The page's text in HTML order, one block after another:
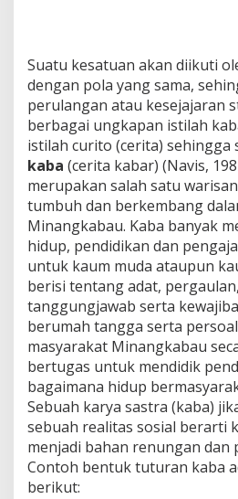
Suatu kesatuan akan diikuti
dengan pola yang sama,
perulangan atau kesejajaran
berbagai ungkapan istilah
istilah curito (cerita) sehingga
kaba (cerita kabar) (Navis,
merupakan salah satu
tumbuh dan berkembang
Minangkabau. Kaba banyak
hidup, pendidikan dan
untuk kaum muda ataupun
berisi tentang adat,
tanggungjawab serta
berumah tangga serta
masyarakat Minangkabau
bertugas untuk mendidik
bagaimana hidup
Sebuah karya sastra (kaba)
sebuah realitas sosial berarti
menjadi bahan renungan dan
Contoh bentuk tuturan kaba
berikut: